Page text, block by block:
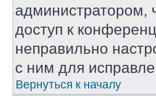
администратором,
доступ к
неправильно
с ним для
Вернуться к началу